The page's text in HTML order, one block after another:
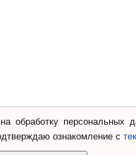
обработку персональных
ознакомление с